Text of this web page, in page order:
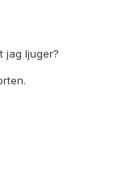
jag ljuger?